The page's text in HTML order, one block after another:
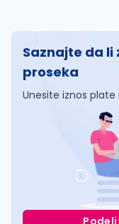
Saznajte da
proseka
Unesite iznos